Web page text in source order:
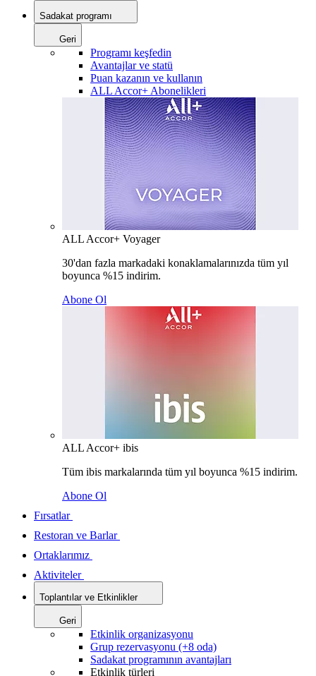
Sadakat programı
Geri
Programı keşfedin
Avantajlar ve statü
Puan kazanın ve kullanın
ALL Accor+ Abonelikleri
ALL Accor+ Voyager
30'dan fazla markadaki konaklamalarınızda tüm yıl
boyunca %15 indirim.
Abone Ol
ALL Accor+ ibis
Tüm ibis markalarında tüm yıl boyunca %15 indirim.
Abone Ol
Fırsatlar
Restoran ve Barlar
Ortaklarımız
Aktiviteler
Toplantılar ve Etkinlikler
Geri
Etkinlik organizasyonu
Grup rezervasyonu (+8 oda)
Sadakat programının avantajları
Etkinlik türleri